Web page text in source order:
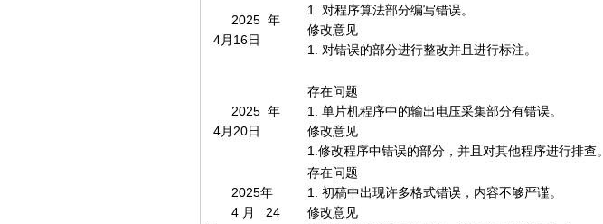
2025年
4月16日
1. 对程序算法部分编写错误。
修改意见
1. 对错误的部分进行整改并且进行标注。
2025年
4月20日
存在问题
1. 单片机程序中的输出电压采集部分有错误。
修改意见
1.修改程序中错误的部分，并且对其他程序进行排查。
2025年
4月 24
存在问题
1. 初稿中出现许多格式错误，内容不够严谨。
修改意见